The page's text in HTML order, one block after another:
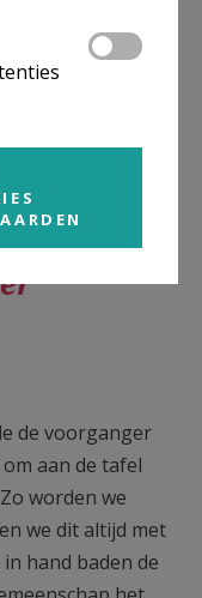
de voorganger
aan de tafel
worden we
we dit altijd met
hand baden de